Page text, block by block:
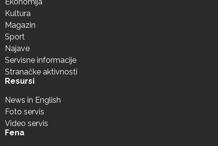
Kultura
Magazin
Sport
Najave
Servisne informacije
Stranačke aktivnosti
Resursi
News in English
Foto servis
Video servis
Fena